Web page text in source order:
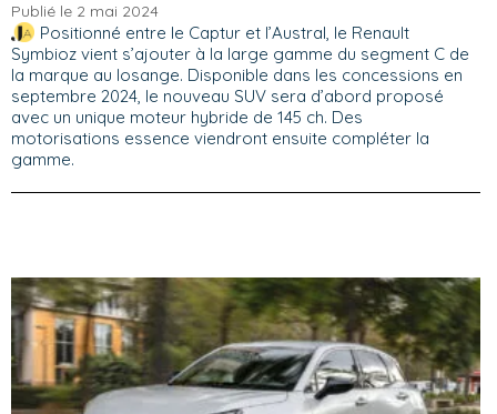
Publié le 2 mai 2024
Positionné entre le Captur et l’Austral, le Renault
Symbioz vient s’ajouter à la large gamme du segment C de
la marque au losange. Disponible dans les concessions en
septembre 2024, le nouveau SUV sera d’abord proposé
avec un unique moteur hybride de 145 ch. Des
motorisations essence viendront ensuite compléter la
gamme.